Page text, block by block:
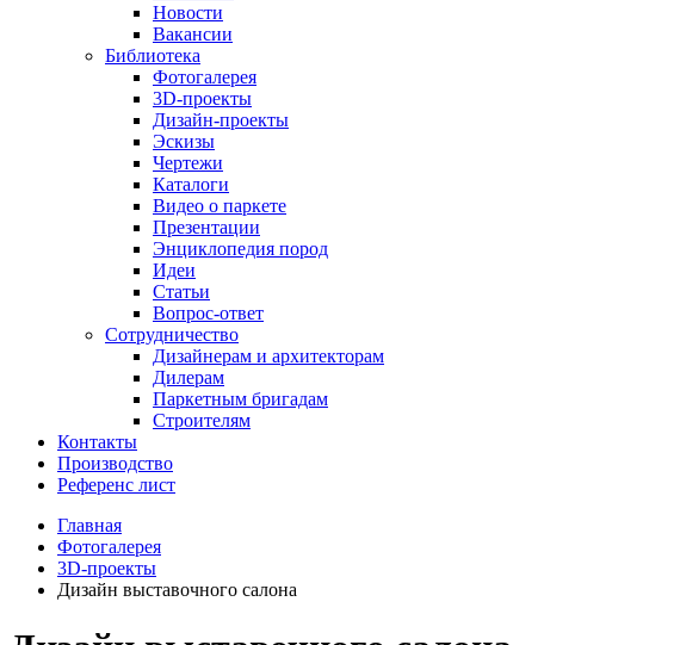
Новости
Вакансии
Библиотека
Фотогалерея
3D-проекты
Дизайн-проекты
Эскизы
Чертежи
Каталоги
Видео о паркете
Презентации
Энциклопедия пород
Идеи
Статьи
Вопрос-ответ
Сотрудничество
Дизайнерам и архитекторам
Дилерам
Паркетным бригадам
Строителям
Контакты
Производство
Референс лист
Главная
Фотогалерея
3D-проекты
Дизайн выставочного салона